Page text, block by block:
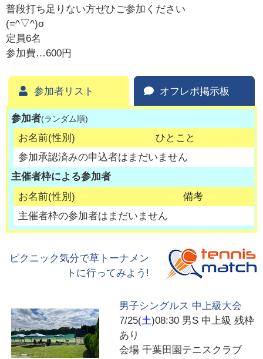
普段打ち足りない方ぜひご参加ください
(=^▽^)σ
定員6名
参加費…600円
参加者リスト オフレポ掲示板
参加者(ランダム順)
お名前(性別)
ひとこと
参加承認済みの申込者はまだいません
主催者枠による参加者
お名前(性別)
備考
主催者枠の参加者はまだいません
ピクニック気分で草トーナメン
トに行ってみよう!
男子シングルス 中上級大会
7/25(土)08:30 男S 中上級 残枠
あり
会場 千葉田園テニスクラブ